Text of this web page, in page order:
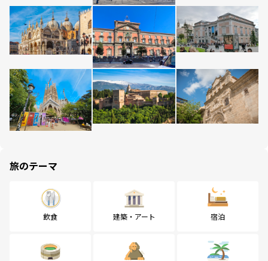
旅のテーマ
飲食 建築・アート 宿泊